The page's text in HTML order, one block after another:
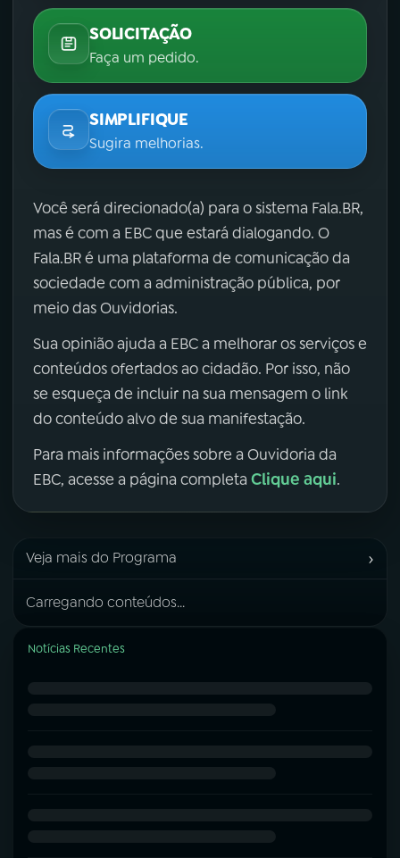
SOLICITAÇÃO
Faça um pedido.
SIMPLIFIQUE
Sugira melhorias.
Você será direcionado(a) para o sistema Fala.BR,
mas é com a EBC que estará dialogando. O
Fala.BR é uma plataforma de comunicação da
sociedade com a administração pública, por
meio das Ouvidorias.
Sua opinião ajuda a EBC a melhorar os serviços e
conteúdos ofertados ao cidadão. Por isso, não
se esqueça de incluir na sua mensagem o link
do conteúdo alvo de sua manifestação.
Para mais informações sobre a Ouvidoria da
EBC, acesse a página completa Clique aqui.
Veja mais do Programa ›
Carregando conteúdos...
Notícias Recentes